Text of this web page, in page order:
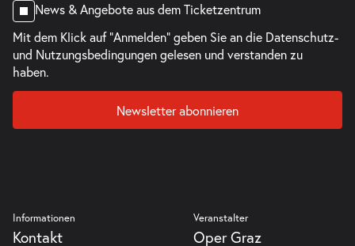
News & Angebote aus dem Ticketzentrum
Mit dem Klick auf "Anmelden" geben Sie an die Datenschutz-
und Nutzungsbedingungen gelesen und verstanden zu
haben.
Newsletter abonnieren
Informationen
Kontakt
Veranstalter
Oper Graz